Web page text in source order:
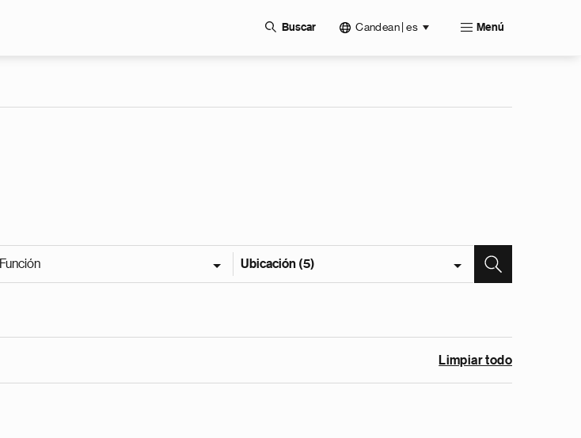
Buscar Candean | es Menú
Función Ubicación (5)
Limpiar todo